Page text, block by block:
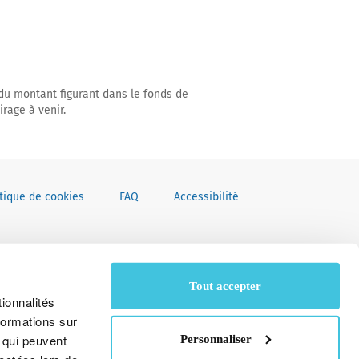
sur
peuvent
Tout accepter
Personnaliser
montant figurant dans le fonds de
à venir.
de cookies FAQ Accessibilité
Adyen